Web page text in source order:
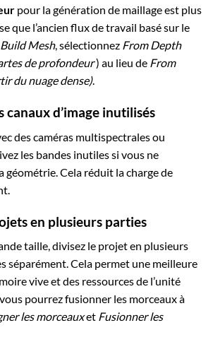
pour la génération de maillage est plus
que l’ancien flux de travail basé sur le
Build Mesh, sélectionnez From Depth
de profondeur) au lieu de From
du nuage dense).
canaux d’image inutilisés
des caméras multispectrales ou
les bandes inutiles si vous ne
géométrie. Cela réduit la charge de
en plusieurs parties
taille, divisez le projet en plusieurs
séparément. Cela permet une meilleure
vive et des ressources de l’unité
pourrez fusionner les morceaux à
les morceauxet Fusionner les